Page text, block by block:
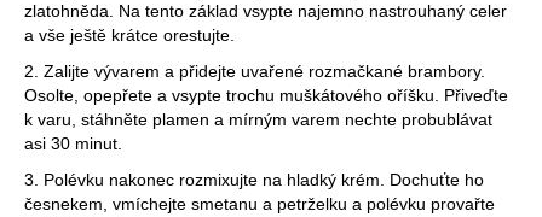
zlatohněda. Na tento základ vsypte najemno nastrouhaný celer
a vše ještě krátce orestujte.
2. Zalijte vývarem a přidejte uvařené rozmačkané brambory.
Osolte, opepřete a vsypte trochu muškátového oříšku. Přiveďte
k varu, stáhněte plamen a mírným varem nechte probublávat
asi 30 minut.
3. Polévku nakonec rozmixujte na hladký krém. Dochuťte ho
česnekem, vmíchejte smetanu a petrželku a polévku provařte